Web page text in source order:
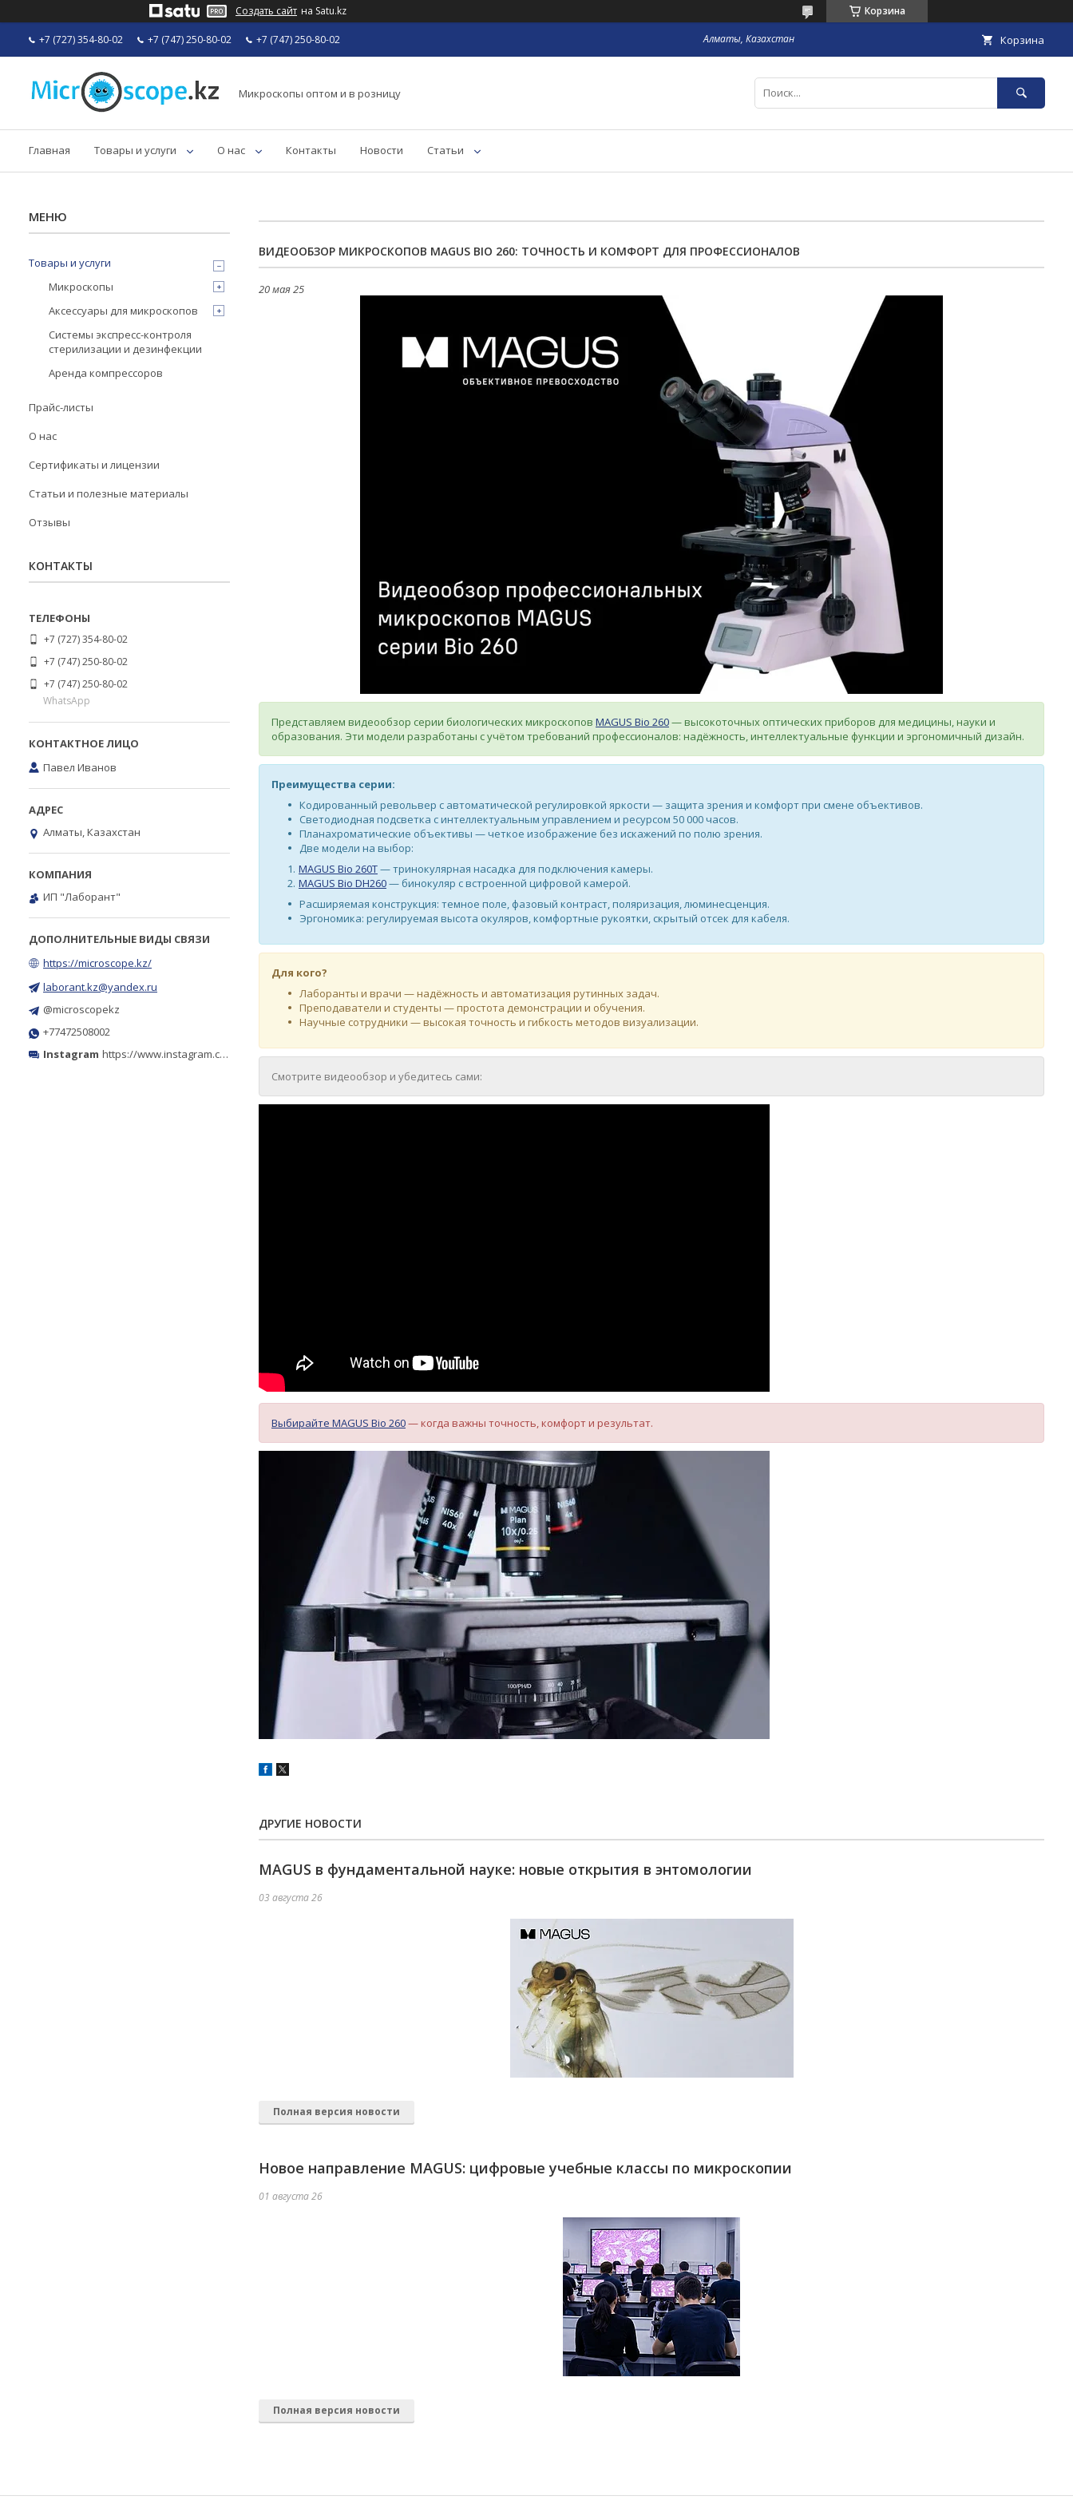
Создать сайт на Satu.kz Корзина
+7 (727) 354-80-02 +7 (747) 250-80-02 +7 (747) 250-80-02 Алматы, Казахстан Корзина
Микроскопы оптом и в розницу
Главная Товары и услуги О нас Контакты Новости Статьи
ВИДЕООБЗОР МИКРОСКОПОВ MAGUS BIO 260: ТОЧНОСТЬ И КОМФОРТ ДЛЯ ПРОФЕССИОНАЛОВ
20 мая 25
Представляем видеообзор серии биологических микроскопов MAGUS Bio 260— высокоточных оптических приборов для медицины, науки и
образования. Эти модели разработаны с учётом требований профессионалов: надёжность, интеллектуальные функции и эргономичный дизайн.
Преимущества серии:
Кодированный револьвер с автоматической регулировкой яркости — защита зрения и комфорт при смене объективов.
Светодиодная подсветка с интеллектуальным управлением и ресурсом 50 000 часов.
Планахроматические объективы — четкое изображение без искажений по полю зрения.
Две модели на выбор:
MAGUS Bio 260T— тринокулярная насадка для подключения камеры.
MAGUS Bio DH260— бинокуляр с встроенной цифровой камерой.
Расширяемая конструкция: темное поле, фазовый контраст, поляризация, люминесценция.
Эргономика: регулируемая высота окуляров, комфортные рукоятки, скрытый отсек для кабеля.
Для кого?
Лаборанты и врачи — надёжность и автоматизация рутинных задач.
Преподаватели и студенты — простота демонстрации и обучения.
Научные сотрудники — высокая точность и гибкость методов визуализации.
Смотрите видеообзор и убедитесь сами:
Выбирайте MAGUS Bio 260— когда важны точность, комфорт и результат.
ДРУГИЕ НОВОСТИ
MAGUS в фундаментальной науке: новые открытия в энтомологии
03 августа 26
Полная версия новости
Новое направление MAGUS: цифровые учебные классы по микроскопии
01 августа 26
Полная версия новости
Товары и услуги
Микроскопы
Аксессуары для микроскопов
Системы экспресс-контроля
стерилизации и дезинфекции
Аренда компрессоров
Прайс-листы
О нас
Сертификаты и лицензии
Статьи и полезные материалы
Отзывы
КОНТАКТЫ
+7 (727) 354-80-02
+7 (747) 250-80-02
+7 (747) 250-80-02
WhatsApp
Павел Иванов
Алматы, Казахстан
ИП "Лаборант"
https://microscope.kz/
laborant.kz@yandex.ru
@microscopekz
+77472508002
Instagram https://www.instagram.com/microscope.kz/